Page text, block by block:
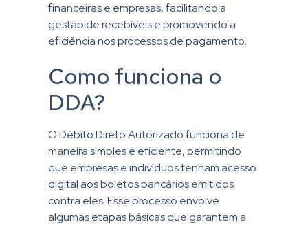
financeiras e empresas, facilitando a
gestão de recebíveis e promovendo a
eficiência nos processos de pagamento.
Como funciona o
DDA?
O Débito Direto Autorizado funciona de
maneira simples e eficiente, permitindo
que empresas e indivíduos tenham acesso
digital aos boletos bancários emitidos
contra eles. Esse processo envolve
algumas etapas básicas que garantem a